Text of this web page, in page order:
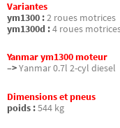
Variantes
ym1300 :2 roues motrices
ym1300d :4 roues
Yanmar ym1300 moteur
–>Yanmar 0.7l 2-cyl diesel
Dimensions et pneus
poids :544 kg